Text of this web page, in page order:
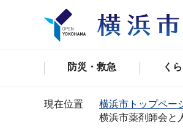
防災・救急 く
現在位置 横浜市トップペー
横浜市薬剤師会と